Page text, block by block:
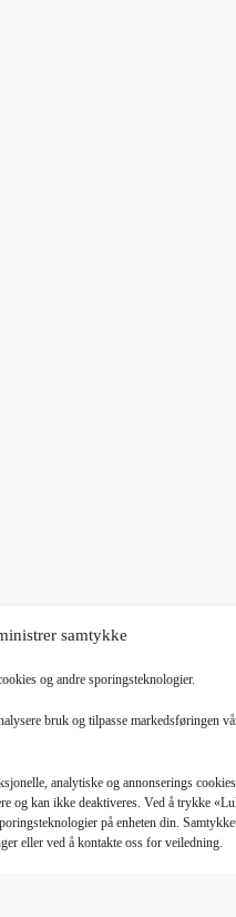
samtykke
og andre sporingsteknologier.
bruk og tilpasse markedsføringen
analytiske og annonserings
og kan ikke deaktiveres. Ved å trykke
på enheten din.
eller ved å kontakte oss for veiledning.